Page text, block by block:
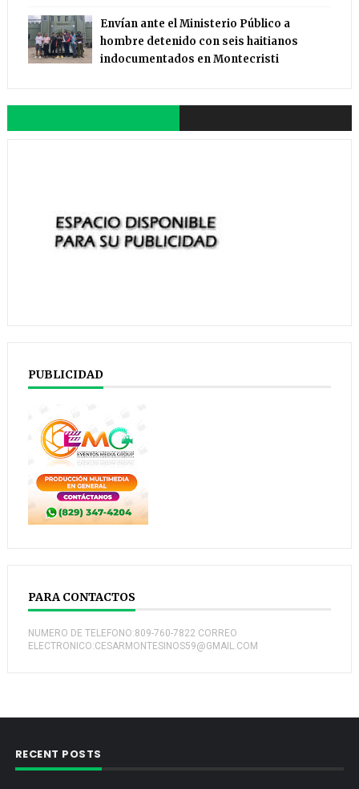
Envían ante el Ministerio Público a
hombre detenido con seis haitianos
indocumentados en Montecristi
PUBLICIDAD
PARA CONTACTOS
NUMERO DE TELEFONO:809-760-7822 CORREO
ELECTRONICO:CESARMONTESINOS59@GMAIL.COM
RECENT POSTS